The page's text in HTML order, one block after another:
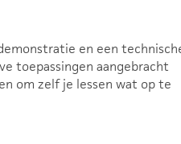
en een
toepassingen aangebracht
om zelf je lessen wat op te